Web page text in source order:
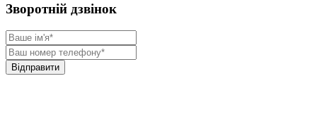
Зворотній дзвінок